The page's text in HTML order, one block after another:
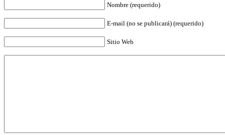
Nombre (requerido)
E-mail (no se publicará) (requerido)
Sitio Web